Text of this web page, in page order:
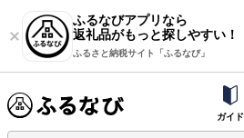
ふるなびアプリなら
返礼品がもっと探しやすい！
ふるさと納税サイト「ふるなび」
ガイド